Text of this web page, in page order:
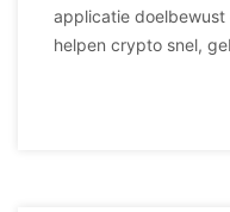
applicatie
helpen crypto snel,